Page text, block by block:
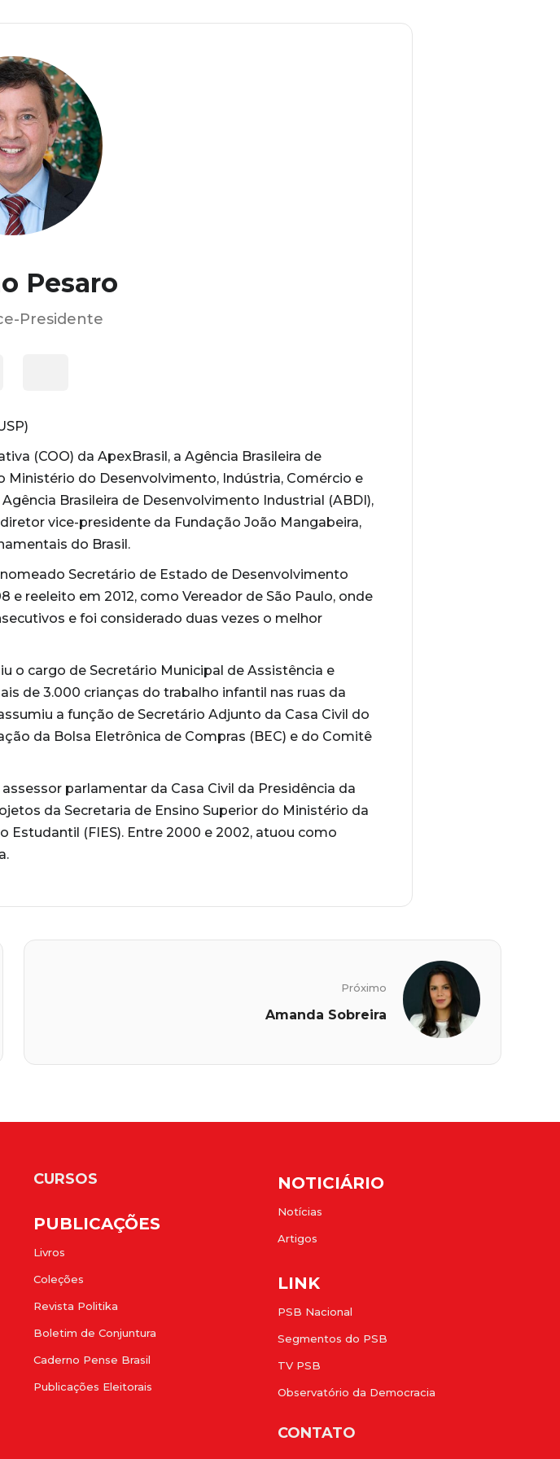
Pesaro
Presidente
(COO) da ApexBrasil, a Agência Brasileira de
do Desenvolvimento, Indústria, Comércio e
Brasileira de Desenvolvimento Industrial (ABDI),
vice-presidente da Fundação João Mangabeira,
do Brasil.
Secretário de Estado de Desenvolvimento
e reeleito em 2012, como Vereador de São Paulo, onde
e foi considerado duas vezes o melhor
o cargo de Secretário Municipal de Assistência e
de 3.000 crianças do trabalho infantil nas ruas da
a função de Secretário Adjunto da Casa Civil do
da Bolsa Eletrônica de Compras (BEC) e do Comitê
parlamentar da Casa Civil da Presidência da
da Secretaria de Ensino Superior do Ministério da
(FIES). Entre 2000 e 2002, atuou como
Próximo
Amanda Sobreira
CURSOS
PUBLICAÇÕES
Livros
Coleções
Revista Politika
Boletim de Conjuntura
Caderno Pense Brasil
Publicações Eleitorais
NOTICIÁRIO
Notícias
Artigos
LINK
PSB Nacional
Segmentos do PSB
TV PSB
Observatório da Democracia
CONTATO